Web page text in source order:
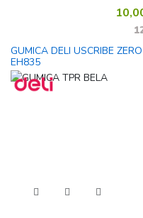
GUMICA DELI USCRIBE
EH835